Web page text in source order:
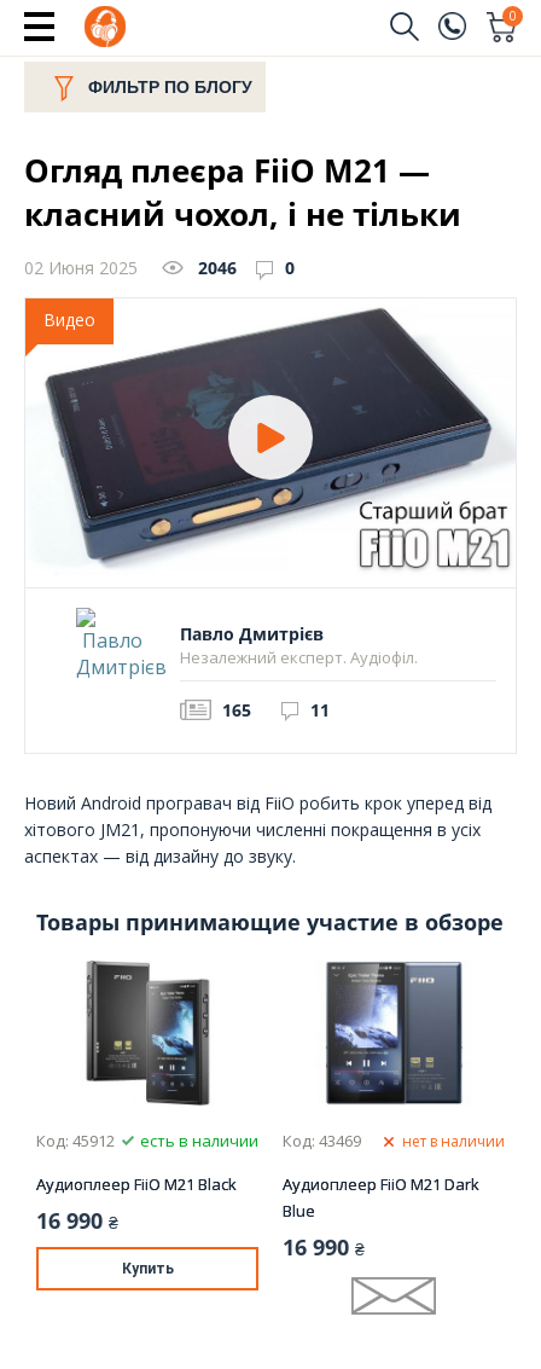
(044)
0
Имя
Телефон
Отправить
ФИЛЬТР ПО БЛОГУ
Огляд плеєра FiiO M21 —
класний чохол, і не тільки
02 Июня 2025 2046 0
Видео
Павло Дмитрієв
Незалежний експерт. Аудіофіл.
165 11
Новий Android програвач від FiiO робить крок уперед від
хітового JM21, пропонуючи численні покращення в усіх
аспектах — від дизайну до звуку.
Товары принимающие участие в обзоре
Код: 45912
есть в наличии
Аудиоплеер FiiO M21 Black
16 990 ₴
Купить
Код: 43469 нет в наличии
Аудиоплеер FiiO M21 Dark
Blue
16 990 ₴